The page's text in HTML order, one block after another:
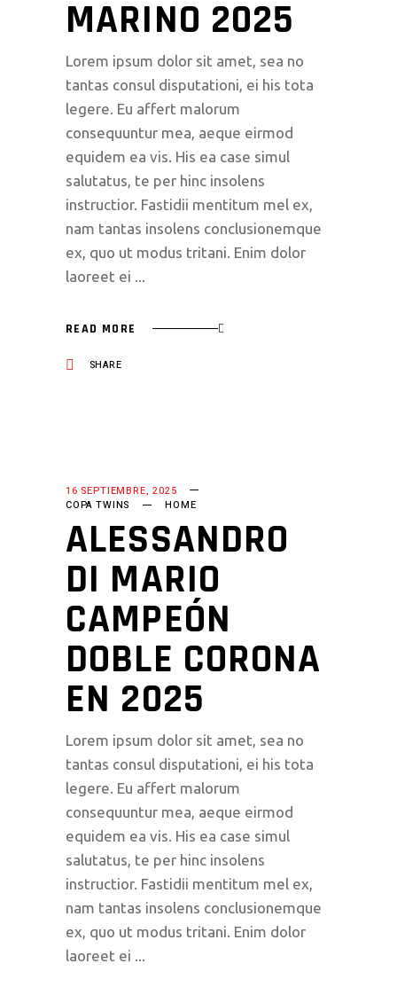
MARINO 2025
Lorem ipsum dolor sit amet, sea no
tantas consul disputationi, ei his tota
legere. Eu affert malorum
consequuntur mea, aeque eirmod
equidem ea vis. His ea case simul
salutatus, te per hinc insolens
instructior. Fastidii mentitum mel ex,
nam tantas insolens conclusionemque
ex, quo ut modus tritani. Enim dolor
laoreet ei
READ MORE
SHARE
16 SEPTIEMBRE, 2025
COPA TWINS
HOME
ALESSANDRO
DI MARIO
CAMPEÓN
DOBLE CORONA
EN 2025
Lorem ipsum dolor sit amet, sea no
tantas consul disputationi, ei his tota
legere. Eu affert malorum
consequuntur mea, aeque eirmod
equidem ea vis. His ea case simul
salutatus, te per hinc insolens
instructior. Fastidii mentitum mel ex,
nam tantas insolens conclusionemque
ex, quo ut modus tritani. Enim dolor
laoreet ei